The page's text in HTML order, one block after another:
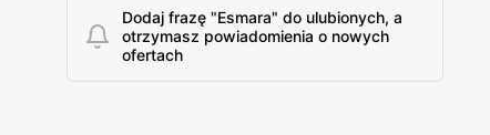
Dodaj frazę "Esmara" do ulubionych, a
otrzymasz powiadomienia o nowych
ofertach